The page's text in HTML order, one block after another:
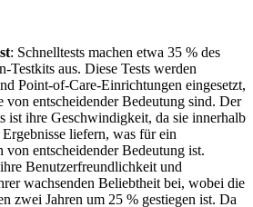
: Schnelltests machen etwa 35 % des
Testkits aus. Diese Tests werden
Point-of-Care-Einrichtungen eingesetzt,
von entscheidender Bedeutung sind. Der
ist ihre Geschwindigkeit, da sie innerhalb
liefern, was für ein
von entscheidender Bedeutung ist.
Benutzerfreundlichkeit und
wachsenden Beliebtheit bei, wobei die
zwei Jahren um 25 % gestiegen ist. Da